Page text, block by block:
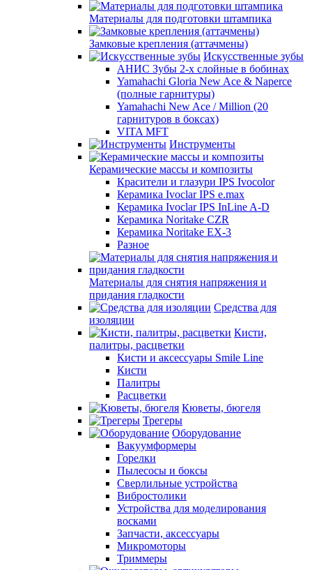
Материалы для подготовки штампика
Замковые крепления (аттачмены)
Искусственные зубы
АНИС Зубы 2-х слойные в бобинах
Yamahachi Gloria New Ace & Naperce
(полные гарнитуры)
Yamahachi New Ace / Million (20
гарнитуров в боксах)
VITA MFT
Инструменты
Керамические массы и композиты
Красители и глазури IPS Ivocolor
Керамика Ivoclar IPS e.max
Керамика Ivoclar IPS InLine A-D
Керамика Noritake CZR
Керамика Noritake EX-3
Разное
Материалы для снятия напряжения и
придания гладкости
Средства для
изоляции
Кисти,
палитры, расцветки
Кисти и аксессуары Smile Line
Кисти
Палитры
Расцветки
Кюветы, бюгеля
Трегеры
Оборудование
Вакуумформеры
Горелки
Пылесосы и боксы
Сверлильные устройства
Вибростолики
Устройства для моделирования
восками
Запчасти, аксессуары
Микромоторы
Триммеры